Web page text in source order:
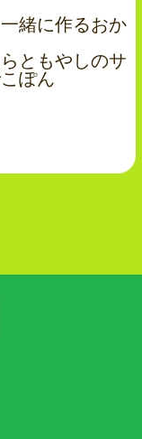
緒に作るおか
ともやしのサ
ぽん